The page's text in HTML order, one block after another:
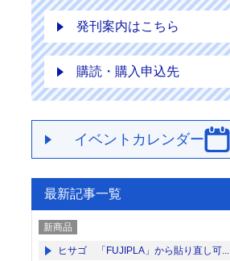
発刊案内はこちら
購読・購入申込先
イベントカレンダー
最新記事一覧
新商品
ヒサゴ 「FUJIPLA」から貼り直し可...